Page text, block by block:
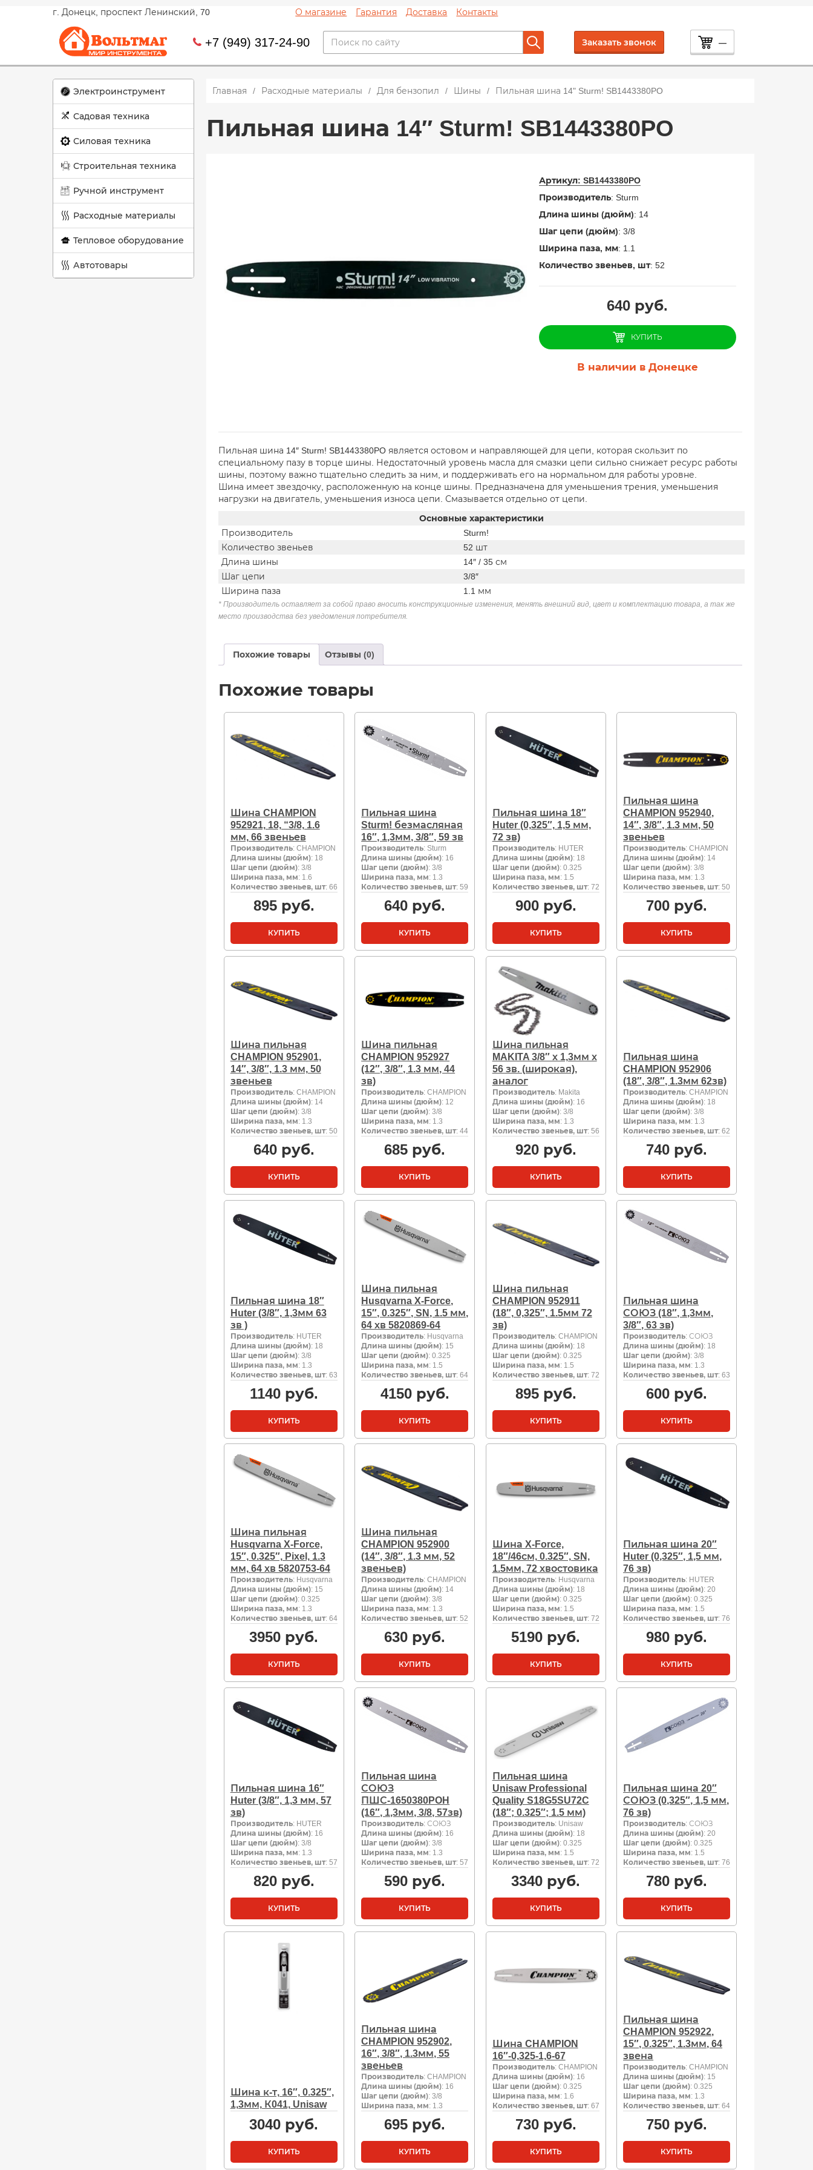
г. Донецк, проспект Ленинский, 70 О магазине Гарантия Доставка Контакты
+7 (949) 317-24-90 Заказать звонок —
Электроинструмент
Садовая техника
Силовая техника
Строительная техника
Ручной инструмент
Расходные материалы
Тепловое оборудование
Автотовары
Главная Расходные материалы Для бензопил Шины Пильная шина 14" Sturm! SB1443380PO
Пильная шина 14″ Sturm! SB1443380PO
Артикул: SB1443380PO
Производитель: Sturm
Длина шины (дюйм): 14
Шаг цепи (дюйм): 3/8
Ширина паза, мм: 1.1
Количество звеньев, шт: 52
640 руб.
КУПИТЬ
В наличии в Донецке
Пильная шина 14″ Sturm! SB1443380PO является остовом и направляющей для цепи, которая скользит по
специальному пазу в торце шины. Недостаточный уровень масла для смазки цепи сильно снижает ресурс работы
шины, поэтому важно тщательно следить за ним, и поддерживать его на нормальном для работы уровне.
Шина имеет звездочку, расположенную на конце шины. Предназначена для уменьшения трения, уменьшения
нагрузки на двигатель, уменьшения износа цепи. Смазывается отдельно от цепи.
Основные характеристики
Производитель
Sturm!
Количество звеньев
52 шт
Длина шины
14″ / 35 см
Шаг цепи
3/8″
Ширина паза
1.1 мм
* Производитель оставляет за собой право вносить конструкционные изменения, менять внешний вид, цвет и комплектацию товара, а так же
место производства без уведомления потребителя.
Похожие товары Отзывы (0)
Похожие товары
Шина CHAMPION
952921, 18, “3/8, 1.6
мм, 66 звеньев
Производитель: CHAMPION
Длина шины (дюйм): 18
Шаг цепи (дюйм): 3/8
Ширина паза, мм: 1.6
Количество звеньев, шт: 66
895руб.
КУПИТЬ
Пильная шина
Sturm! безмасляная
16″, 1,3мм, 3/8″, 59 зв
Производитель: Sturm
Длина шины (дюйм): 16
Шаг цепи (дюйм): 3/8
Ширина паза, мм: 1.3
Количество звеньев, шт: 59
640 руб.
КУПИТЬ
Пильная шина 18″
Huter (0,325″, 1,5 мм,
72 зв)
Производитель: HUTER
Длина шины (дюйм): 18
Шаг цепи (дюйм): 0.325
Ширина паза, мм: 1.5
Количество звеньев, шт: 72
900руб.
КУПИТЬ
Пильная шина
CHAMPION 952940,
14″, 3/8″, 1.3 мм, 50
звеньев
Производитель: CHAMPION
Длина шины (дюйм): 14
Шаг цепи (дюйм): 3/8
Ширина паза, мм: 1.3
Количество звеньев, шт: 50
700 руб.
КУПИТЬ
Шина пильная
CHAMPION 952901,
14″, 3/8″, 1.3 мм, 50
звеньев
Производитель: CHAMPION
Длина шины (дюйм): 14
Шаг цепи (дюйм): 3/8
Ширина паза, мм: 1.3
Количество звеньев, шт: 50
640руб.
КУПИТЬ
Шина пильная
CHAMPION 952927
(12″, 3/8″, 1.3 мм, 44
зв)
Производитель: CHAMPION
Длина шины (дюйм): 12
Шаг цепи (дюйм): 3/8
Ширина паза, мм: 1.3
Количество звеньев, шт: 44
685 руб.
КУПИТЬ
Шина пильная
MAKITA 3/8″ х 1,3мм х
56 зв. (широкая),
аналог
Производитель: Makita
Длина шины (дюйм): 16
Шаг цепи (дюйм): 3/8
Ширина паза, мм: 1.3
Количество звеньев, шт: 56
920руб.
КУПИТЬ
Пильная шина
CHAMPION 952906
(18″, 3/8″, 1.3мм 62зв)
Производитель: CHAMPION
Длина шины (дюйм): 18
Шаг цепи (дюйм): 3/8
Ширина паза, мм: 1.3
Количество звеньев, шт: 62
740 руб.
КУПИТЬ
Пильная шина 18″
Huter (3/8″, 1,3мм 63
зв )
Производитель: HUTER
Длина шины (дюйм): 18
Шаг цепи (дюйм): 3/8
Ширина паза, мм: 1.3
Количество звеньев, шт: 63
1140руб.
КУПИТЬ
Шина пильная
Husqvarna X-Force,
15″, 0.325″, SN, 1.5 мм,
64 хв 5820869-64
Производитель: Husqvarna
Длина шины (дюйм): 15
Шаг цепи (дюйм): 0.325
Ширина паза, мм: 1.5
Количество звеньев, шт: 64
4150руб.
КУПИТЬ
Шина пильная
CHAMPION 952911
(18″, 0,325″, 1.5мм 72
зв)
Производитель: CHAMPION
Длина шины (дюйм): 18
Шаг цепи (дюйм): 0.325
Ширина паза, мм: 1.5
Количество звеньев, шт: 72
895руб.
КУПИТЬ
Пильная шина
СОЮЗ (18″, 1,3мм,
3/8″, 63 зв)
Производитель: СОЮЗ
Длина шины (дюйм): 18
Шаг цепи (дюйм): 3/8
Ширина паза, мм: 1.3
Количество звеньев, шт: 63
600 руб.
КУПИТЬ
Шина пильная
Husqvarna X-Force,
15″, 0.325″, Pixel, 1.3
мм, 64 хв 5820753-64
Производитель: Husqvarna
Длина шины (дюйм): 15
Шаг цепи (дюйм): 0.325
Ширина паза, мм: 1.3
Количество звеньев, шт: 64
3950 руб.
КУПИТЬ
Шина пильная
CHAMPION 952900
(14″, 3/8″, 1.3 мм, 52
звеньев)
Производитель: CHAMPION
Длина шины (дюйм): 14
Шаг цепи (дюйм): 3/8
Ширина паза, мм: 1.3
Количество звеньев, шт: 52
630 руб.
КУПИТЬ
Шина X-Force,
18″/46см, 0.325″, SN,
1.5мм, 72 хвостовика
Производитель: Husqvarna
Длина шины (дюйм): 18
Шаг цепи (дюйм): 0.325
Ширина паза, мм: 1.5
Количество звеньев, шт: 72
5190 руб.
КУПИТЬ
Пильная шина 20″
Huter (0,325″, 1,5 мм,
76 зв)
Производитель: HUTER
Длина шины (дюйм): 20
Шаг цепи (дюйм): 0.325
Ширина паза, мм: 1.5
Количество звеньев, шт: 76
980 руб.
КУПИТЬ
Пильная шина 16″
Huter (3/8″, 1,3 мм, 57
зв)
Производитель: HUTER
Длина шины (дюйм): 16
Шаг цепи (дюйм): 3/8
Ширина паза, мм: 1.3
Количество звеньев, шт: 57
820руб.
КУПИТЬ
Пильная шина
СОЮЗ
ПШС-1650380POH
(16″, 1,3мм, 3/8, 57зв)
Производитель: СОЮЗ
Длина шины (дюйм): 16
Шаг цепи (дюйм): 3/8
Ширина паза, мм: 1.3
Количество звеньев, шт: 57
590 руб.
КУПИТЬ
Пильная шина
Unisaw Professional
Quality S18G5SU72C
(18″; 0.325″; 1.5 мм)
Производитель: Unisaw
Длина шины (дюйм): 18
Шаг цепи (дюйм): 0.325
Ширина паза, мм: 1.5
Количество звеньев, шт: 72
3340 руб.
КУПИТЬ
Пильная шина 20″
СОЮЗ (0,325″, 1,5 мм,
76 зв)
Производитель: СОЮЗ
Длина шины (дюйм): 20
Шаг цепи (дюйм): 0.325
Ширина паза, мм: 1.5
Количество звеньев, шт: 76
780 руб.
КУПИТЬ
Шина к-т, 16″, 0.325″,
1,3мм, К041, Unisaw
3040 руб.
КУПИТЬ
Пильная шина
CHAMPION 952902,
16″, 3/8″, 1.3мм, 55
звеньев
Производитель: CHAMPION
Длина шины (дюйм): 16
Шаг цепи (дюйм): 3/8
Ширина паза, мм: 1.3
695 руб.
КУПИТЬ
Шина CHAMPION
16″-0,325-1,6-67
Производитель: CHAMPION
Длина шины (дюйм): 16
Шаг цепи (дюйм): 0.325
Ширина паза, мм: 1.6
Количество звеньев, шт: 67
730руб.
КУПИТЬ
Пильная шина
CHAMPION 952922,
15″, 0.325″, 1.3мм, 64
звена
Производитель: CHAMPION
Длина шины (дюйм): 15
Шаг цепи (дюйм): 0.325
Ширина паза, мм: 1.3
Количество звеньев, шт: 64
750 руб.
КУПИТЬ